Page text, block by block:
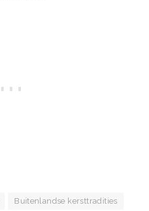
Buitenlandse kersttradities